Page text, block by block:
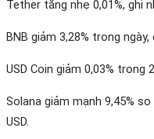
Tether tăng nhẹ 0,01%, ghi
BNB giảm 3,28% trong ngày,
USD Coin giảm 0,03% trong
Solana giảm mạnh 9,45%
USD.